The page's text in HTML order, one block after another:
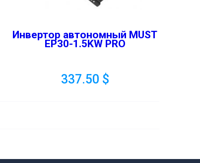
Инвертор автономный MUST
EP30-1.5KW PRO
337.50 $